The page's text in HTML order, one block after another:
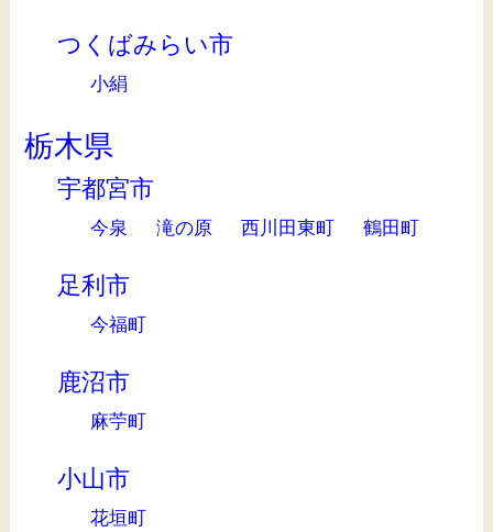
つくばみらい市
小絹
栃木県
宇都宮市
今泉 滝の原 西川田東町 鶴田町
足利市
今福町
鹿沼市
麻苧町
小山市
花垣町